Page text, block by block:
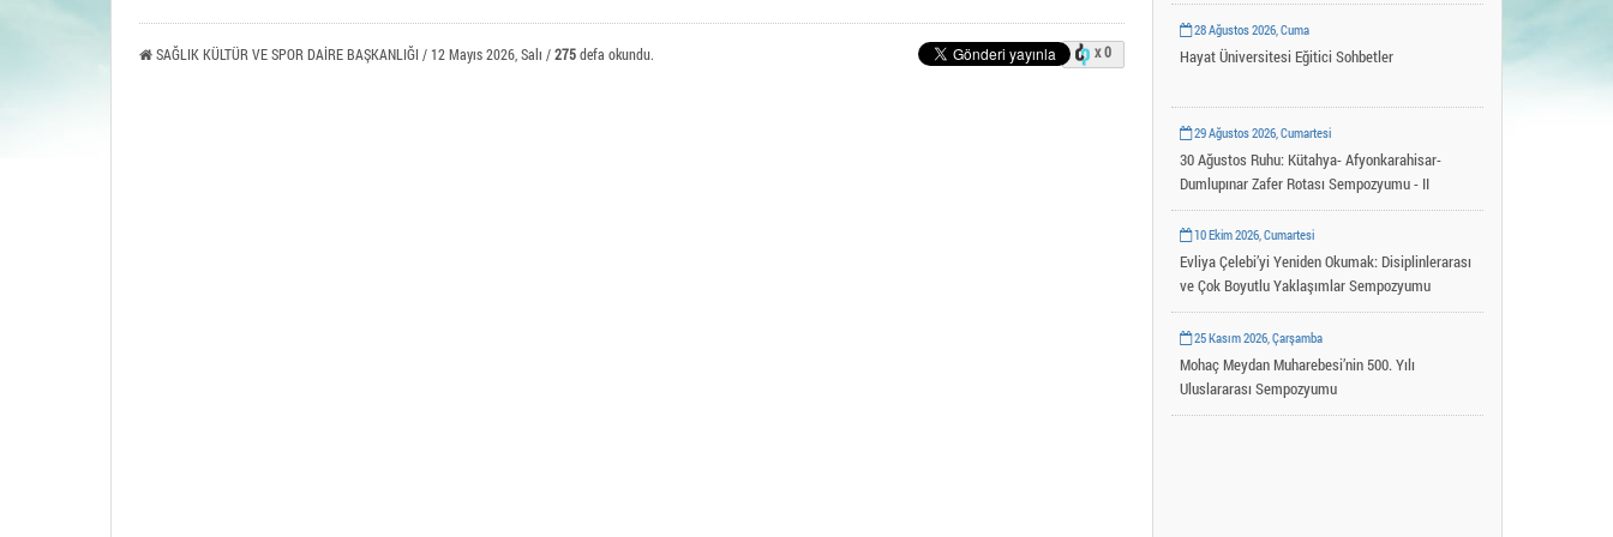
Uygulama ve Araştırma Merkezleri
YLSY Burs Programı
Tavşanlı Meslek Yüksekokulu
E-Posta Öğrenci İşlemleri
SAĞLIK KÜLTÜR VE SPOR DAİRE BAŞKANLIĞI / 12 Mayıs 2026, Salı /275defa okundu. x 0
28 Ağustos 2026, Cuma
Hayat Üniversitesi Eğitici Sohbetler
29 Ağustos 2026, Cumartesi
30 Ağustos Ruhu: Kütahya- Afyonkarahisar-
Dumlupınar Zafer Rotası Sempozyumu - II
10 Ekim 2026, Cumartesi
Evliya Çelebi’yi Yeniden Okumak: Disiplinlerarası
ve Çok Boyutlu Yaklaşımlar Sempozyumu
25 Kasım 2026, Çarşamba
Mohaç Meydan Muharebesi’nin 500. Yılı
Uluslararası Sempozyumu